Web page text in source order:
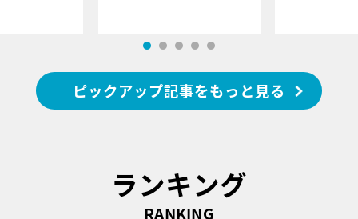
ピックアップ記事をもっと見る
ランキング
RANKING